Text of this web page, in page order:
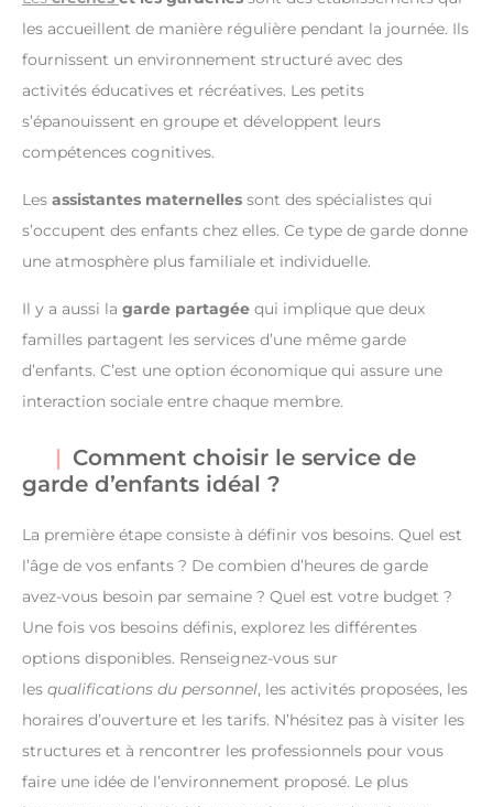
les accueillent de manière régulière pendant la journée. Ils
fournissent un environnement structuré avec des
activités éducatives et récréatives. Les petits
s’épanouissent en groupe et développent leurs
compétences cognitives.
Les assistantes maternelles sont des spécialistes qui
s’occupent des enfants chez elles. Ce type de garde donne
une atmosphère plus familiale et individuelle.
Il y a aussi la garde partagée qui implique que deux
familles partagent les services d’une même garde
d’enfants. C’est une option économique qui assure une
interaction sociale entre chaque membre.
Comment choisir le service de
garde d’enfants idéal ?
La première étape consiste à définir vos besoins. Quel est
l’âge de vos enfants ? De combien d’heures de garde
avez-vous besoin par semaine ? Quel est votre budget ?
Une fois vos besoins définis, explorez les différentes
options disponibles. Renseignez-vous sur
les qualifications du personnel, les activités proposées, les
horaires d’ouverture et les tarifs. N’hésitez pas à visiter les
structures et à rencontrer les professionnels pour vous
faire une idée de l’environnement proposé. Le plus